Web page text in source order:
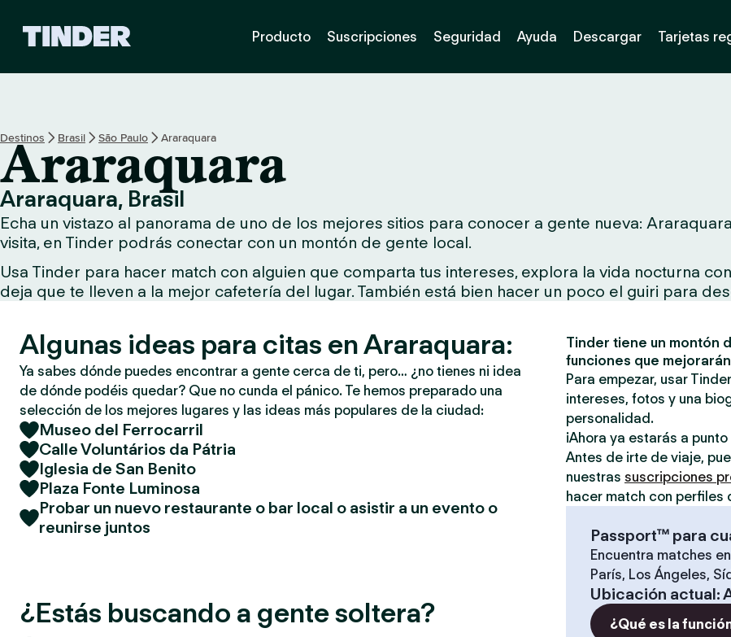
I
n
c
i
o
Producto Suscripciones Seguridad Ayuda Descargar Tarjetas
Destinos Brasil São Paulo Araraquara
Araraquara
Araraquara, Brasil
Echa un vistazo al panorama de uno de los mejores sitios para conocer a gente nueva:
visita, en Tinder podrás conectar con un montón de gente local.
Usa Tinder para hacer match con alguien que comparta tus intereses, explora la vida nocturna
deja que te lleven a la mejor cafetería del lugar. También está bien hacer un poco el guiri para
Algunas ideas para citas en Araraquara:
Ya sabes dónde puedes encontrar a gente cerca de ti, pero… ¿no tienes ni idea
de dónde podéis quedar? Que no cunda el pánico. Te hemos preparado una
selección de los mejores lugares y las ideas más populares de la ciudad:
Museo del Ferrocarril
Calle Voluntários da Pátria
Iglesia de San Benito
Plaza Fonte Luminosa
Probar un nuevo restaurante o bar local o asistir a un evento o
reunirse juntos
¿Estás buscando a gente soltera?
Tinder tiene un montón
funciones que
Para empezar, usar
intereses, fotos y una
personalidad.
¡Ahora ya estarás a
Antes de irte de viaje,
nuestras suscripciones
hacer match con perfiles
Passport™ para
Encuentra matches
París, Los Ángeles,
Ubicación actual:
¿Qué es la